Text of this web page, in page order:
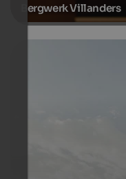
Bergwerk Villanders